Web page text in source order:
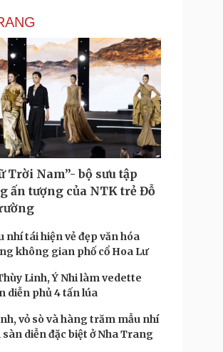
Trời Nam”- bộ sưu tập
ấn tượng của NTK trẻ Đỗ
nhí tái hiện vẻ đẹp văn hóa
không gian phố cổ Hoa Lư
Linh, Ý Nhi làm vedette
diễn phủ 4 tấn lúa
vỏ sò và hàng trăm mẫu nhí
diễn đặc biệt ở Nha Trang